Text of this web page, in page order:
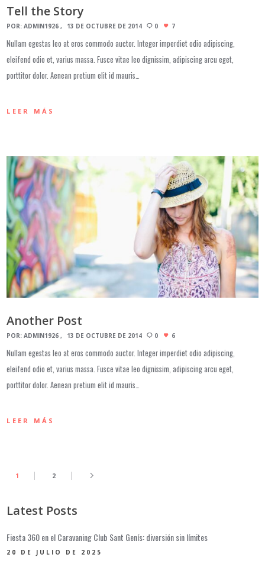
Tell the Story
POR:ADMIN1926 13 DE OCTUBRE DE 2014 0 7
Nullam egestas leo at eros commodo auctor. Integer imperdiet odio adipiscing,
eleifend odio et, varius massa. Fusce vitae leo dignissim, adipiscing arcu eget,
porttitor dolor. Aenean pretium elit id mauris…
LEER MÁS
Another Post
POR:ADMIN1926 13 DE OCTUBRE DE 2014 0 6
Nullam egestas leo at eros commodo auctor. Integer imperdiet odio adipiscing,
eleifend odio et, varius massa. Fusce vitae leo dignissim, adipiscing arcu eget,
porttitor dolor. Aenean pretium elit id mauris…
LEER MÁS
1 2
Latest Posts
Fiesta 360 en el Caravaning Club Sant Genís: diversión sin límites
20 DE JULIO DE 2025